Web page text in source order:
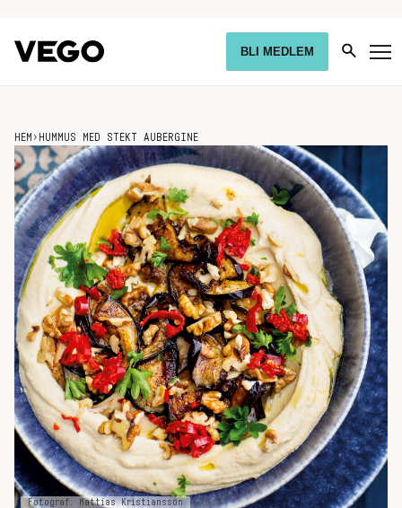
BLI MEDLEM
HEM › HUMMUS MED STEKT AUBERGINE
Fotograf: Mattias Kristiansson